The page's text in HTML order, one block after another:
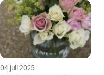
04 juli 2025